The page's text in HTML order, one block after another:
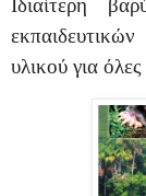
υλικού για